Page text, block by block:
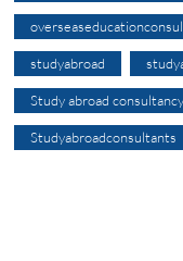
studyabroad
Study abroad consultancy
Studyabroadconsultants